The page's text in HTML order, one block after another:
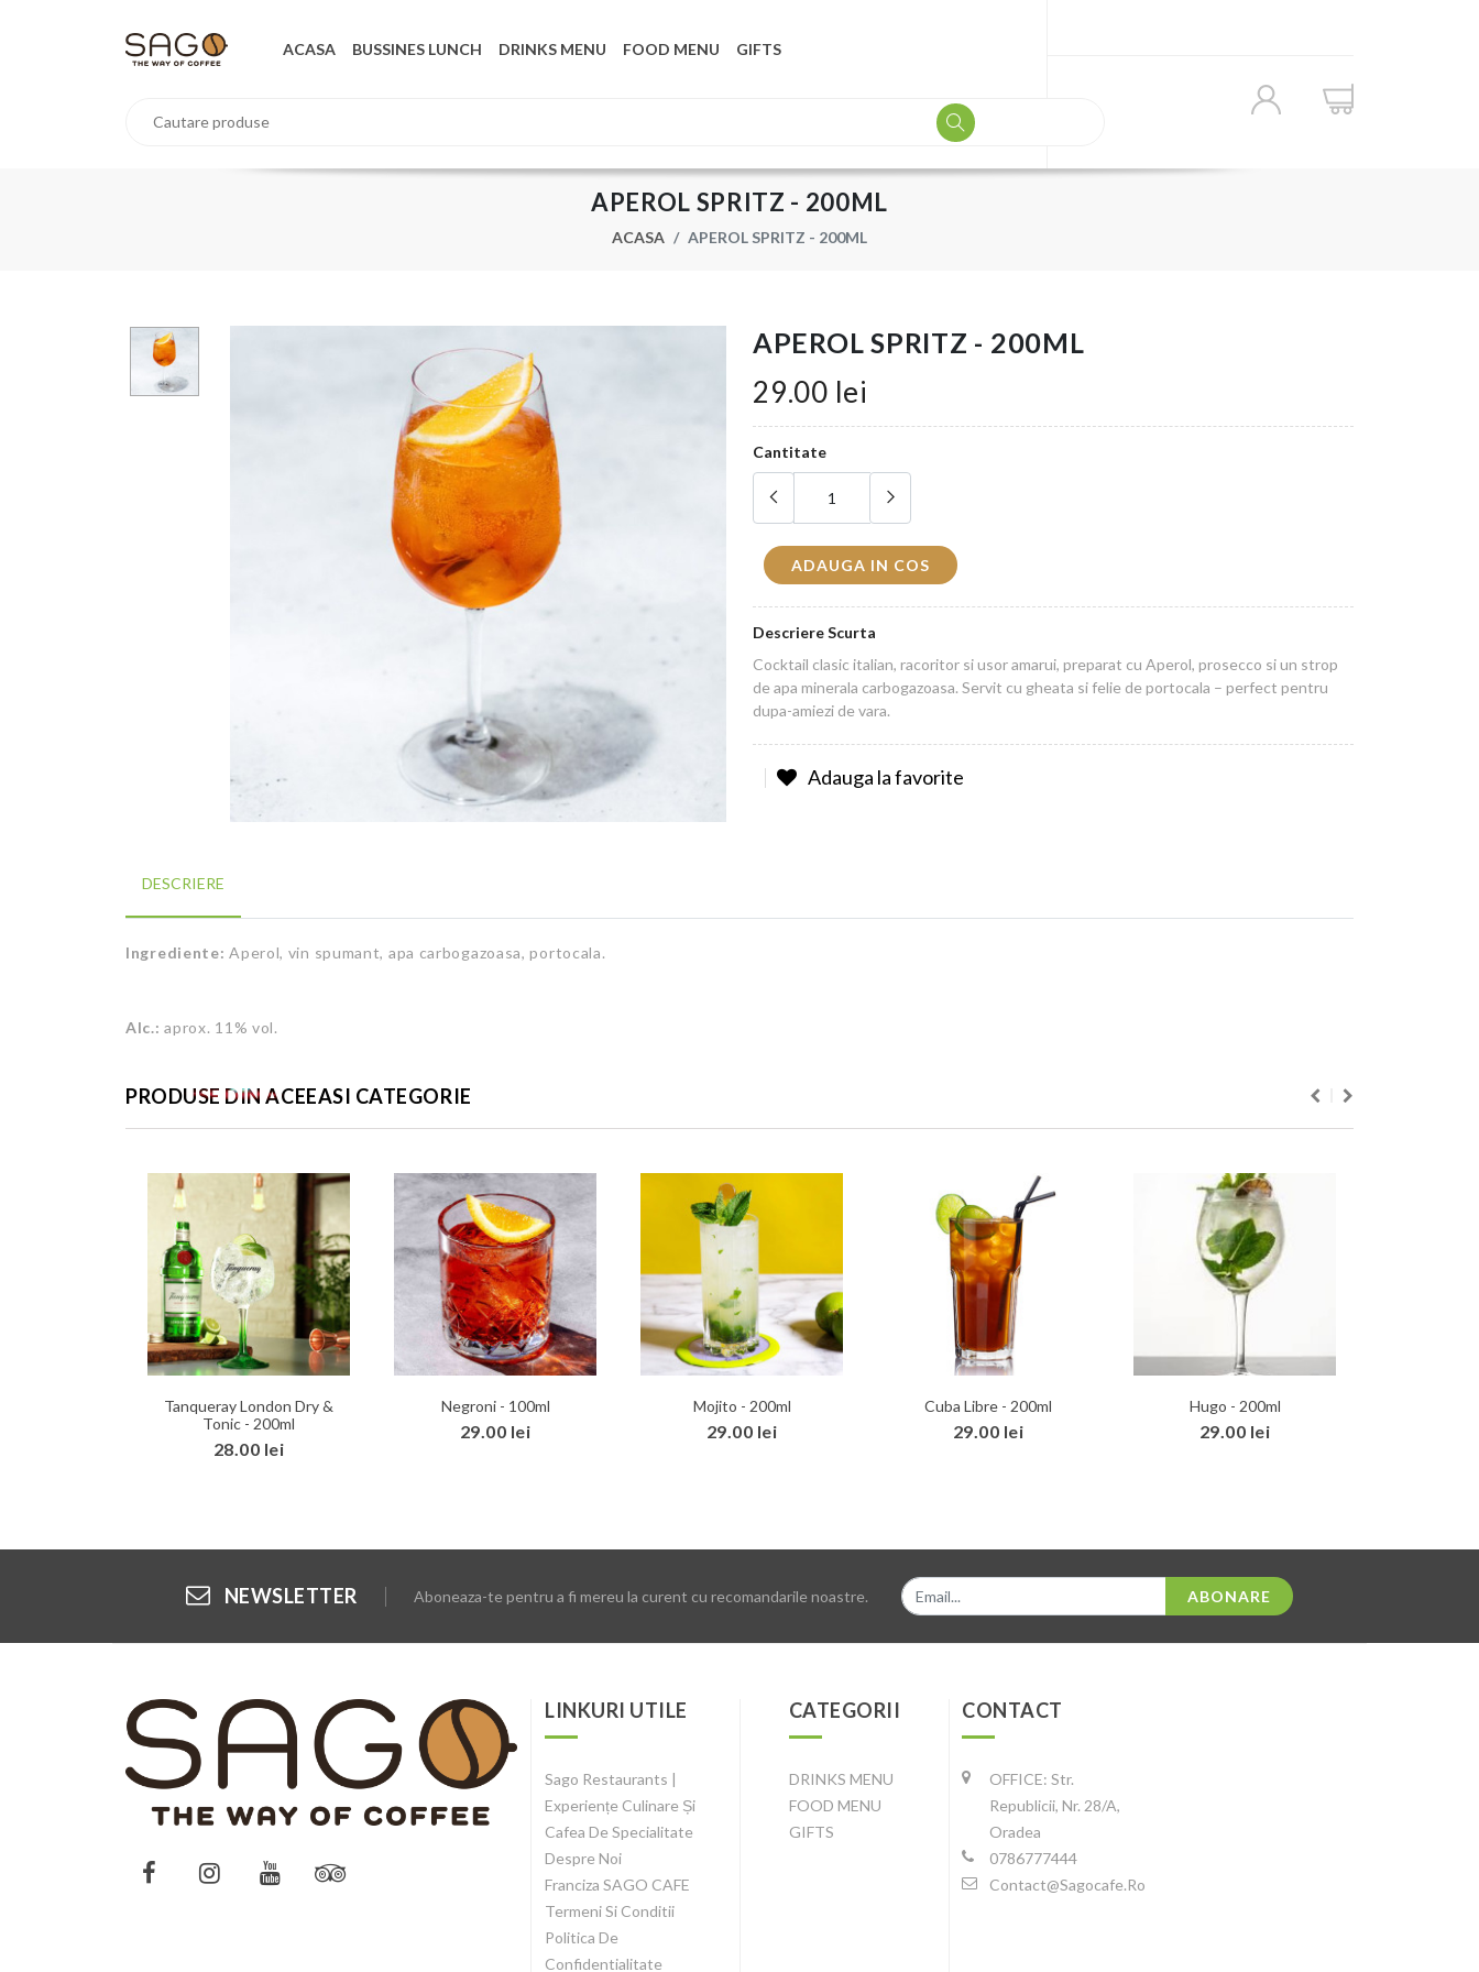
ACASA BUSSINES LUNCH DRINKS MENU FOOD MENU GIFTS
APEROL SPRITZ - 200ML
ACASA APEROL SPRITZ - 200ML
APEROL SPRITZ - 200ML
29.00 lei
Cantitate
ADAUGA IN COS
Descriere Scurta
Cocktail clasic italian, racoritor si usor amarui, preparat cu Aperol, prosecco si un strop
de apa minerala carbogazoasa. Servit cu gheata si felie de portocala – perfect pentru
dupa-amiezi de vara.
Adauga la favorite
DESCRIERE
Ingrediente: Aperol, vin spumant, apa carbogazoasa, portocala.
Alc.: aprox. 11% vol.
PRODUSE DIN ACEEASI CATEGORIE
Tanqueray London Dry &
Tonic - 200ml
28.00 lei
Negroni - 100ml
29.00 lei
Mojito - 200ml
29.00 lei
Cuba Libre - 200ml
29.00 lei
Hugo - 200ml
29.00 lei
NEWSLETTER Aboneaza-te pentru a fi mereu la curent cu recomandarile noastre. ABONARE
LINKURI UTILE
Sago Restaurants |
Experiențe Culinare Și
Cafea De Specialitate
Despre Noi
Franciza SAGO CAFE
Termeni Si Conditii
Politica De
Confidentialitate
CATEGORII
DRINKS MENU
FOOD MENU
GIFTS
CONTACT
OFFICE: Str.
Republicii, Nr. 28/A,
Oradea
0786777444
Contact@sagocafe.ro